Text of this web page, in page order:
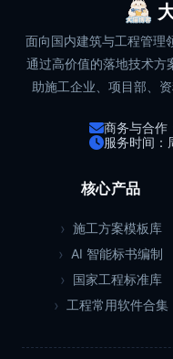
面向国内建筑与工程管理
通过高价值的落地技术方
助施工企业、项目部、
商务与合
服务时间
核心产品
施工方案模板库
AI 智能标书编制
国家工程标准库
工程常用软件合集